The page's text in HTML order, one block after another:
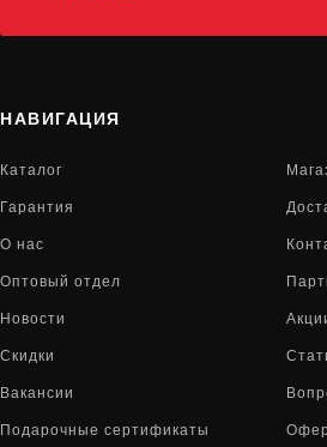
НАВИГАЦИЯ
Каталог
Гарантия
О нас
Оптовый отдел
Новости
Скидки
Вакансии
Подарочные сертификаты